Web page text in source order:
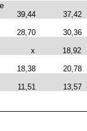
39,44 37,42
28,70 30,36
x 18,92
18,38 20,78
11,51 13,57